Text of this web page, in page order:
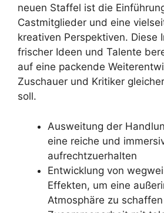
neuen Staffel ist die
Castmitglieder und eine
kreativen Perspektiven. Diese
frischer Ideen und Talente
auf eine packende
Zuschauer und Kritiker
soll.
Ausweitung der
eine reiche und
aufrechtzuerhalten
Entwicklung von
Effekten, um eine
Atmosphäre zu schaffen